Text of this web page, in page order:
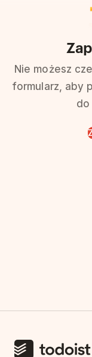
Nie możesz
formularz, aby
do